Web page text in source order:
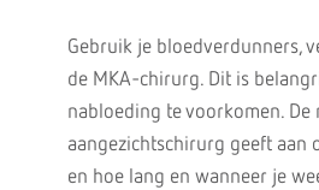
Gebruik je bloedverdunners,
de MKA-chirurg. Dit is
nabloeding te voorkomen. De
aangezichtschirurg geeft aan
en hoe lang en wanneer je